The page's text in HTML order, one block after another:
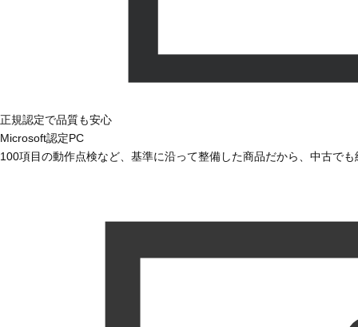
正規認定で品質も安心
Microsoft認定PC
100項目の動作点検など、基準に沿って整備した商品だから、中古で